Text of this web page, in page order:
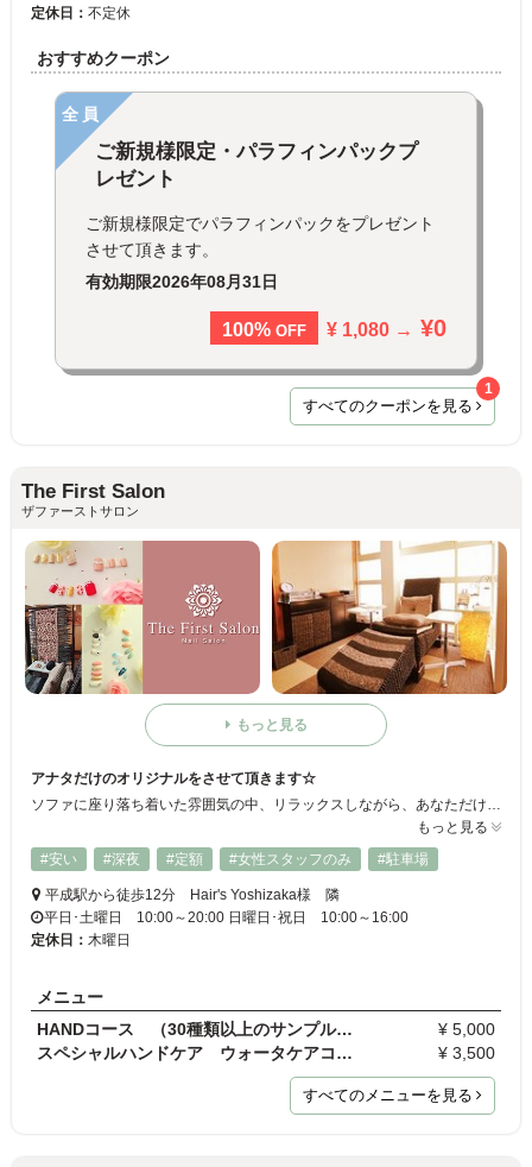
定休日： 不定休
おすすめクーポン
全員
ご新規様限定・パラフィンパックプ
レゼント
ご新規様限定でパラフィンパックをプレゼント
させて頂きます。
有効期限2026年08月31日
100% OFF ¥ 1,080 → ¥0
すべてのクーポンを見る
1
The First Salon
ザファーストサロン
もっと見る
アナタだけのオリジナルをさせて頂きます☆
ソファに座り落ち着いた雰囲気の中、リラックスしながら、あなただけの☆オリジナルのネイル☆で女子力UP間違いなし！！！サービス面も徹底しており、お値段もリーズナブルで、指先、足先はもちろん！心から満足できちゃいます♪
もっと見る
#安い
#深夜 #定額 #女性スタッフのみ #駐車場
平成駅から徒歩12分 Hair's Yoshizaka様 隣
平日･土曜日 10:00～20:00 日曜日･祝日 10:00～16:00
定休日： 木曜日
メニュー
HANDコース （30種類以上のサンプルの中から / 持…
¥ 5,000
スペシャルハンドケア ウォータケアコース
¥ 3,500
すべてのメニューを見る